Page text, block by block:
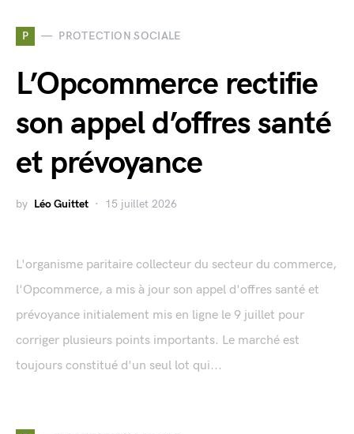
P PROTECTION SOCIALE
L’Opcommerce rectifie
son appel d’offres santé
et prévoyance
by Léo Guittet 15 juillet 2026
L'organisme paritaire collecteur du secteur du commerce,
l'Opcommerce, a mis à jour son appel d'offres santé et
prévoyance initialement mis en ligne le 9 juillet pour
corriger plusieurs points importants. Le marché est
toujours constitué d'un seul lot qui...